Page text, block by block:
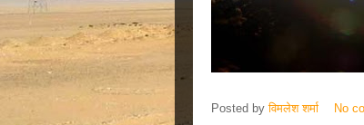
Posted byविमलेश शर्मा
No